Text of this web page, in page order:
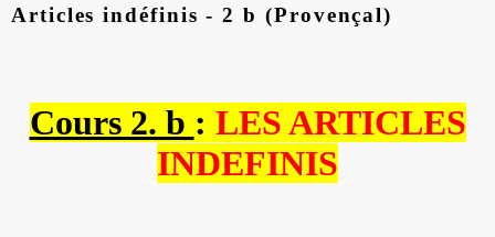
Articles indéfinis - 2 b (Provençal)
Cours 2. b : LES ARTICLES
INDEFINIS